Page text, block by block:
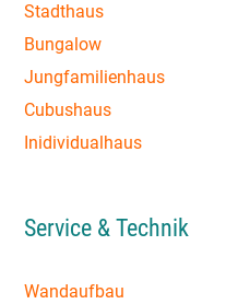
Stadthaus
Bungalow
Jungfamilienhaus
Cubushaus
Inidividualhaus
Service & Technik
Wandaufbau